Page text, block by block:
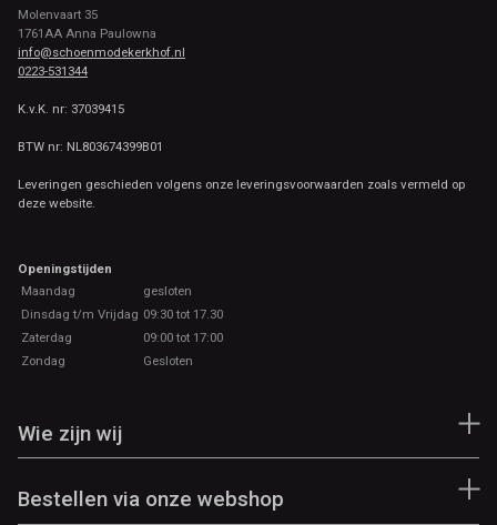
Molenvaart 35
1761AA Anna Paulowna
info@schoenmodekerkhof.nl
0223-531344
K.v.K. nr: 37039415
BTW nr: NL803674399B01
Leveringen geschieden volgens onze leveringsvoorwaarden zoals vermeld op
deze website.
Openingstijden
Maandag
gesloten
Dinsdag t/m Vrijdag 09:30 tot 17.30
Zaterdag
09:00 tot 17:00
Zondag
Gesloten
Wie zijn wij
Bestellen via onze webshop